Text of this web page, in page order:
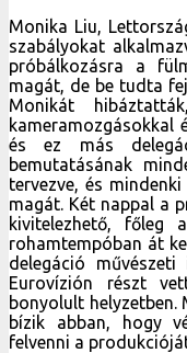
Monika Liu,
szabályokat
próbálkozásra a
magát, de be tudta
Monikát
és ez más
bemutatásának
tervezve, és
magát. Két nappal a
kivitelezhető, főleg
rohamtempóban át
delegáció
Eurovízión részt
bonyolult
bízik abban, hogy
felvenni a